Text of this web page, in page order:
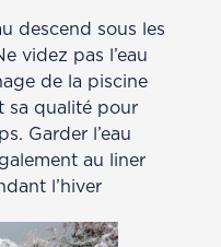
descend sous les
videz pas l’eau
de la piscine
sa qualité pour
Garder l’eau
au liner
l’hiver